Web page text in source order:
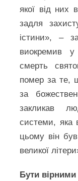
якої від них
задля
істини», –
виокремив у
смерть
помер за те,
за
закликав
системи, яка
цьому він
великої
Бути